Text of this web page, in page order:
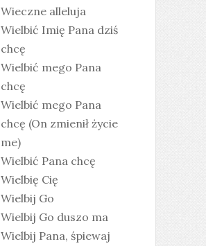
Wieczne alleluja
Wielbić Imię Pana dziś
chcę
Wielbić mego Pana
chcę
Wielbić mego Pana
chcę (On zmienił życie
me)
Wielbić Pana chcę
Wielbię Cię
Wielbij Go
Wielbij Go duszo ma
Wielbij Pana, śpiewaj